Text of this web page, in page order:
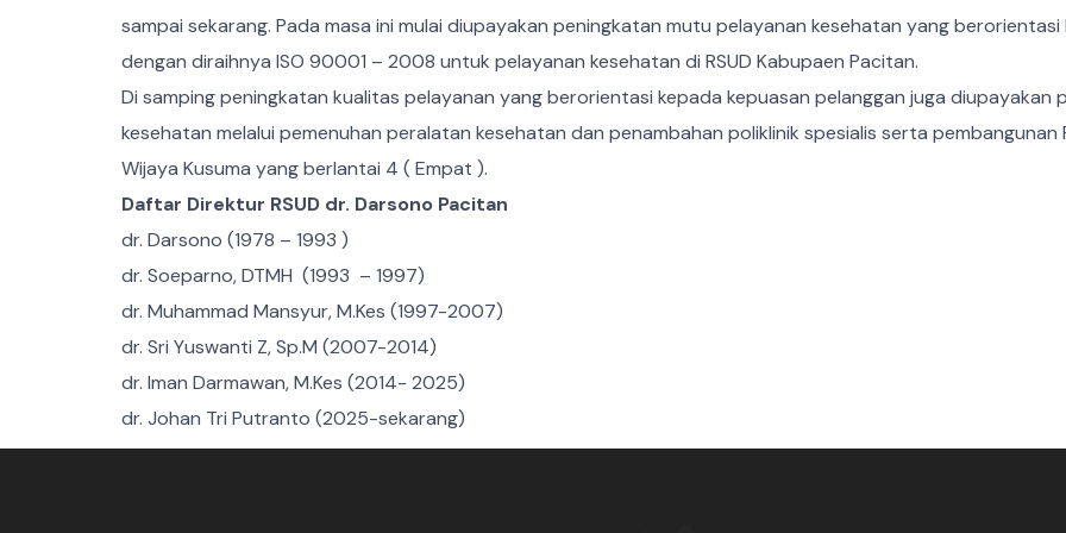
sampai sekarang. Pada masa ini mulai diupayakan peningkatan mutu pelayanan kesehatan yang
dengan diraihnya ISO 90001 – 2008 untuk pelayanan kesehatan di RSUD Kabupaen Pacitan.
Di samping peningkatan kualitas pelayanan yang berorientasi kepada kepuasan pelanggan juga
kesehatan melalui pemenuhan peralatan kesehatan dan penambahan poliklinik spesialis serta pembangunan
Wijaya Kusuma yang berlantai 4 ( Empat ).
Daftar Direktur RSUD dr. Darsono Pacitan
dr. Darsono (1978 – 1993 )
dr. Soeparno, DTMH (1993 – 1997)
dr. Muhammad Mansyur, M.Kes (1997-2007)
dr. Sri Yuswanti Z, Sp.M (2007-2014)
dr. Iman Darmawan, M.Kes (2014- 2025)
dr. Johan Tri Putranto (2025-sekarang)